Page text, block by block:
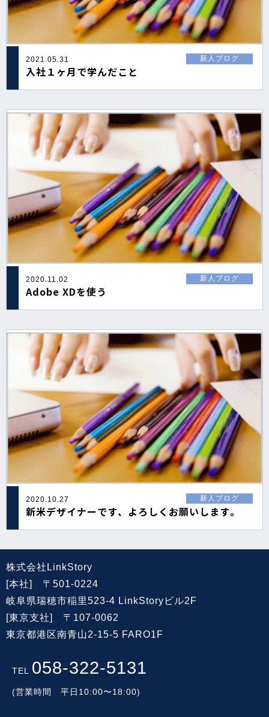
2021.05.31 新人ブログ
入社１ヶ月で学んだこと
2020.11.02 新人ブログ
Adobe XDを使う
2020.10.27 新人ブログ
新米デザイナーです、よろしくお願いします。
株式会社LinkStory
[本社] 〒501-0224
岐阜県瑞穂市稲里523-4 LinkStoryビル2F
[東京支社] 〒107-0062
東京都港区南青山2-15-5 FARO1F
TEL 058-322-5131
(営業時間 平日10:00〜18:00)